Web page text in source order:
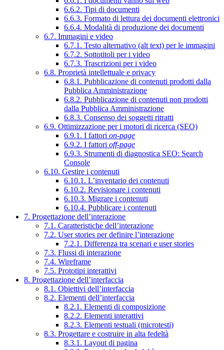
6.6.2. Tipi di documenti
6.6.3. Formato di lettura dei documenti elettronici
6.6.4. Modalità di produzione dei documenti
6.7. Immagini e video
6.7.1. Testo alternativo (alt text) per le immagini
6.7.2. Sottotitoli per i video
6.7.3. Trascrizioni per i video
6.8. Proprietà intellettuale e privacy
6.8.1. Pubblicazione di contenuti prodotti dalla
Pubblica Amministrazione
6.8.2. Pubblicazione di contenuti non prodotti
dalla Pubblica Amministrazione
6.8.3. Consenso dei soggetti ritratti
6.9. Ottimizzazione per i motori di ricerca (SEO)
6.9.1. I fattori on-page
6.9.2. I fattori off-page
6.9.3. Strumenti di diagnostica SEO: Search
Console
6.10. Gestire i contenuti
6.10.1. L’inventario dei contenuti
6.10.2. Revisionare i contenuti
6.10.3. Migrare i contenuti
6.10.4. Pubblicare i contenuti
7. Progettazione dell’interazione
7.1. Caratteristiche dell’interazione
7.2. User stories per definire l’interazione
7.2.1. Differenza tra scenari e user stories
7.3. Flussi di interazione
7.4. Wireframe
7.5. Prototipi interattivi
8. Progettazione dell’interfaccia
8.1. Obiettivi dell’interfaccia
8.2. Elementi dell’interfaccia
8.2.1. Elementi di composizione
8.2.2. Elementi interattivi
8.2.3. Elementi testuali (microtesti)
8.3. Progettare e costruire in alta fedeltà
8.3.1. Layout di pagina